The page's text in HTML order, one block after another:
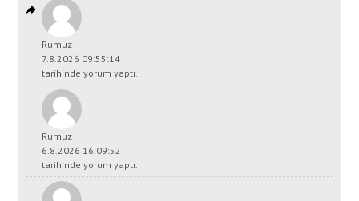
Rumuz
7.8.2026 09:55:14
tarihinde yorum yaptı.
Rumuz
6.8.2026 16:09:52
tarihinde yorum yaptı.